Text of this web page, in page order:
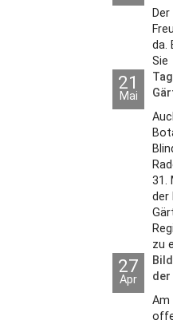
da.
Sie
21
Mai
31.
der
zu
27
Apr
Am